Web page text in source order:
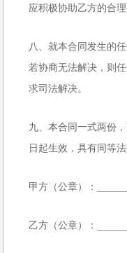
应积极协助乙方的合理
八、就本合同发生的
若协商无法解决，则
求司法解决。
九、本合同一式两份
日起生效，具有同等法
甲方（公章）：
乙方（公章）：